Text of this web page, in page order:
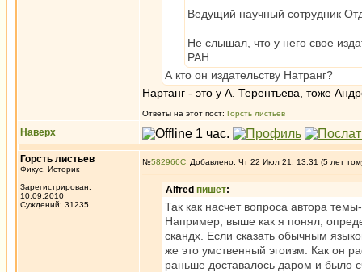
Ведущий научный сотрудник
Не слышал, что у него свое
РАН
А кто он издательству Натранг?
Нартанг - это у А. Терентьева, тоже
Ответы на этот пост: Горсть листьев
Наверх
Горсть листьев
Фикус, Историк
Зарегистрирован:
10.09.2010
Суждений: 31235
№582966 Добавлено: Чт 22 Июл 21, 13:31 (5 лет
Alfred пишет:
Так как насчет вопроса автора
Например, выше как я понял,
скандх. Если сказать обычным
же это умственный эгоизм. Как он
раньше доставалось даром и было